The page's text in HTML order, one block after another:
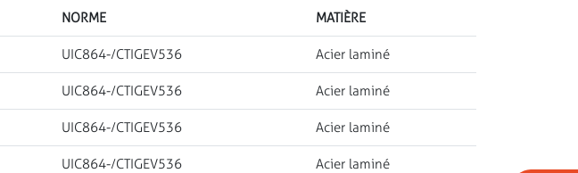
NORME MATIÈRE
UIC864-/CTIGEV536 Acier laminé
UIC864-/CTIGEV536 Acier laminé
UIC864-/CTIGEV536 Acier laminé
UIC864-/CTIGEV536 Acier laminé